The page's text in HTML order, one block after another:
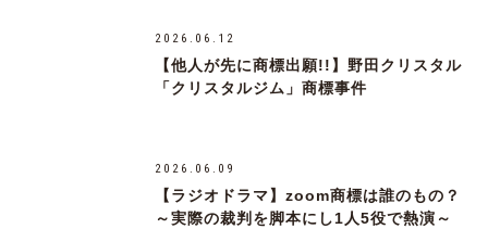
2026.06.12
【他人が先に商標出願!!】野田クリスタル
「クリスタルジム」商標事件
2026.06.09
【ラジオドラマ】zoom商標は誰のもの？
～実際の裁判を脚本にし1人5役で熱演～